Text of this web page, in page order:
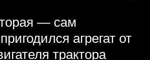
— сам
агрегат от
трактора